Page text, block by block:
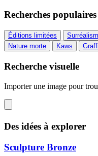
Recherches populaires
Éditions limitées
Nature morte
Kaws
Recherche visuelle
Importer une image pour
Des idées à explorer
Sculpture Bronze